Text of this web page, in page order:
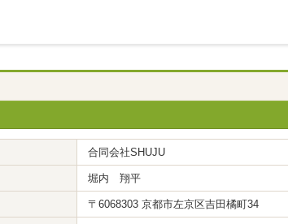
合同会社SHUJU
堀内 翔平
〒6068303 京都市左京区吉田橘町34